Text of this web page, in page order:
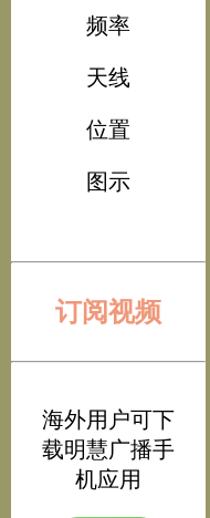
频率
天线
位置
图示
订阅视频
海外用户可下
载明慧广播手
机应用